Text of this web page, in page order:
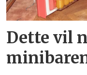
Dette vil